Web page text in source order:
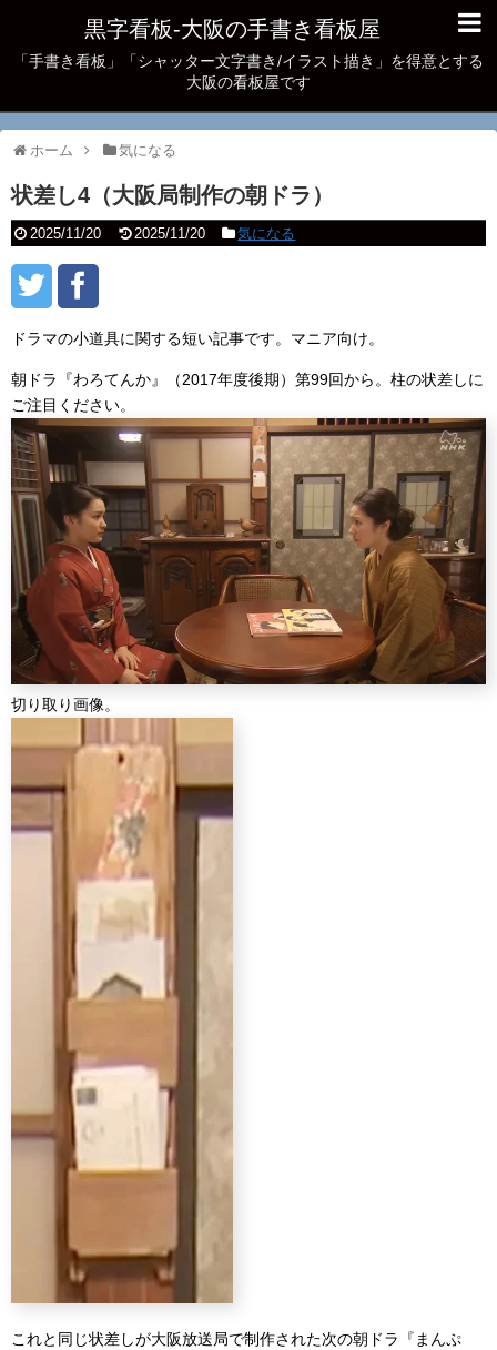
黒字看板‐大阪の手書き看板屋
「手書き看板」「シャッター文字書き/イラスト描き」を得意とする
大阪の看板屋です
ホーム 気になる
状差し4（大阪局制作の朝ドラ）
2025/11/20 2025/11/20 気になる
ドラマの小道具に関する短い記事です。マニア向け。
朝ドラ『わろてんか』（2017年度後期）第99回から。柱の状差しに
ご注目ください。
切り取り画像。
これと同じ状差しが大阪放送局で制作された次の朝ドラ『まんぷ